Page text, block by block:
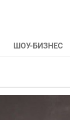
ШОУ-БИЗНЕС